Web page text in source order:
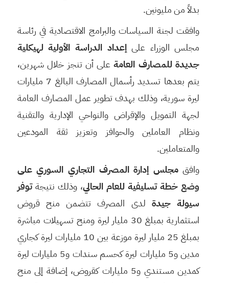
بدلاً من مليونين.
وافقت لجنة السياسات والبرامج الاقتصادية في رئاسة
مجلس الوزراء علىإعداد الدراسة الأولية لهيكلية
جديدة للمصارف العامة على أن تنجز خلال شهرين،
يتم بعدها تسديد رأسمال المصارف البالغ 7 مليارات
ليرة سورية، وذلك بهدف تطوير عمل المصارف العامة
لجهة التمويل والإقراض والنواحي الإدارية والتقنية
ونظام العاملين والحوافز وتعزيز ثقة المودعين
والمتعاملين.
وافقمجلس إدارة المصرف التجاري السوري على
وضع خطة تسليفية للعام الحالي، وذلك نتيجةتوفر
سيولة جيدة لدى المصرف تتضمن منح قروض
استثمارية بمبلغ 30 مليار ليرة ومنح تسهيلات مباشرة
بمبلغ 25 مليار ليرة موزعة بين 10 مليارات ليرة كجاري
مدين و5 مليارات ليرة كحسم سندات و5 مليارات ليرة
كمدين مستندي و5 مليارات كقروض، إضافة إلى منح